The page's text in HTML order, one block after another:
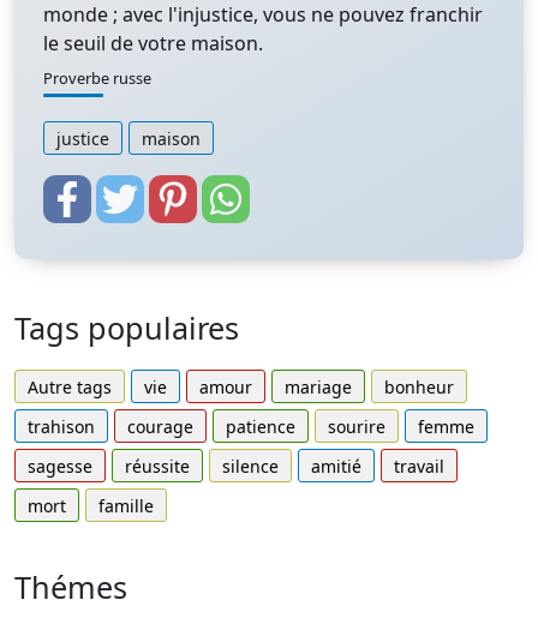
monde ; avec l'injustice, vous ne pouvez franchir
le seuil de votre maison.
Proverbe russe
justice maison
Tags populaires
Autre tags vie amour mariage
bonheur
trahison
courage patience sourire
femme
sagesse
réussite silence amitié
travail
mort
famille
Thémes